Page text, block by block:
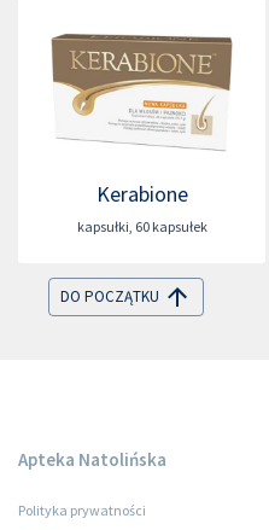
Kerabione
kapsułki, 60 kapsułek
DO POCZĄTKU
Apteka Natolińska
Polityka prywatności